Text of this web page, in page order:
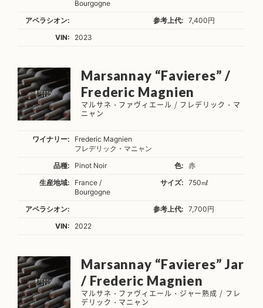
Bourgogne
アペラシオン: 参考上代:
7,400円
VIN:
2023
Marsannay “Favieres” /
Frederic Magnien
マルサネ・ファヴィエール / フレデリック・マ
ニャン
ワイナリー:
Frederic Magnien
フレデリック・マニャン
品種:
Pinot Noir 色:
赤
生産地域:
France /
Bourgogne
サイズ: 750㎖
アペラシオン: 参考上代:
7,700円
VIN:
2022
Marsannay “Favieres” Jar
/ Frederic Magnien
マルサネ・ファヴィエール・ジャー熟成 / フレ
デリック・マニャン